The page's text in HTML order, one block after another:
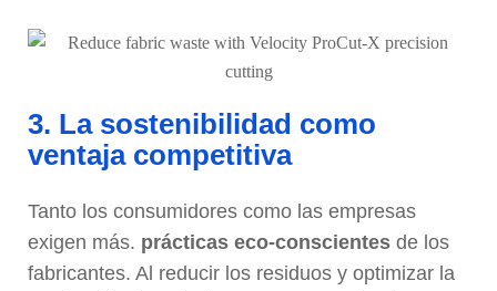
3. La sostenibilidad como
ventaja competitiva
Tanto los consumidores como las empresas
exigen más. prácticas eco-conscientes de los
fabricantes. Al reducir los residuos y optimizar la